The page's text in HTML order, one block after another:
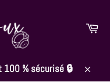
% sécurisé 🔒